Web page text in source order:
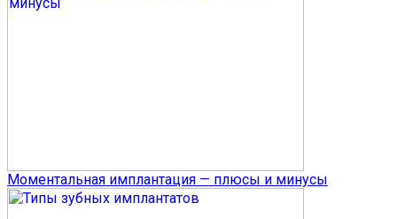
Моментальная имплантация — плюсы и минусы